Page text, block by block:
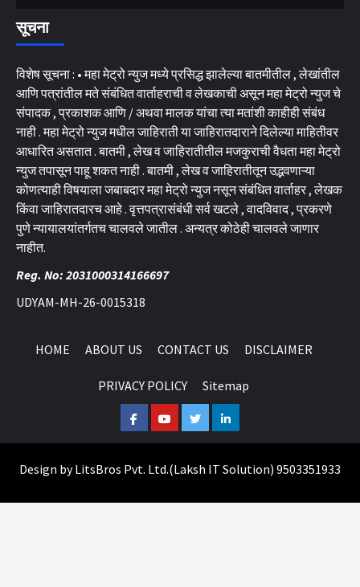
सूचना
विशेष सूचना : • महा मेट्रो न्युज मध्ये प्रसिद्ध झालेल्या बातमीतील , लेखांतील
आणि पत्रांतील मते संबंधित वार्ताहराची व लेखकाची असून महा मेट्रो न्युज चे
संपादक , प्रकाशक आणि / अथवा मालक यांचा त्या मतांशी काहीही संबंध
नाही . महा मेट्रो न्युज मधील जाहिराती या जाहिरातदाराने दिलेल्या माहितीवर
आधारित असतात . बातमी , लेख व जाहिरातीतील मजकुराची वैधता महा मेट्रो
न्युज तपासून पाहू शकत नाही . बातमी , लेख व जाहिरातीतून उद्भवणाऱ्या
कोणत्याही विषयाला जबाबदार महा मेट्रो न्युज नसून संबंधित वार्ताहर , लेखक
किंवा जाहिरातदारच आहे . वृत्तपत्रासंबंधी सर्व खटले , वादविवाद , प्रकरणे
पुणे न्यायालयांतर्गतच चालवले जातील . अन्यत्र कोठेही चालवले जाणार
नाहीत.
Reg. No: 2031000314166697
UDYAM-MH-26-0015318
HOME ABOUT US CONTACT US DISCLAIMER
PRIVACY POLICY Sitemap
FacebookYoutubeTwitterLinkedin
Design byLitsBros Pvt. Ltd.(Laksh IT Solution) 9503351933